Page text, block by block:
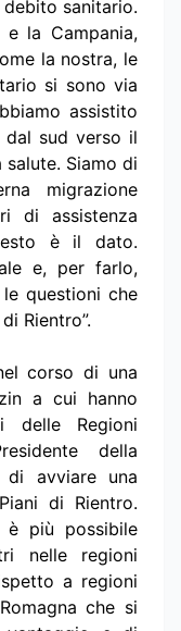
sanitario.
la Campania,
la nostra, le
si sono via
assistito
dal sud verso il
Siamo di
migrazione
di assistenza
è il dato.
e, per farlo,
questioni che
Rientro”.
corso di una
a cui hanno
delle Regioni
della
di avviare una
di Rientro.
più possibile
nelle regioni
a regioni
che si